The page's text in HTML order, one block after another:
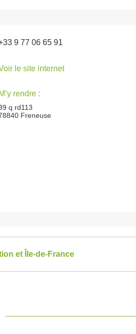
9 77 06 65 91
le site internet
M’y rendre :
q rd113
Freneuse
et Île-de-France